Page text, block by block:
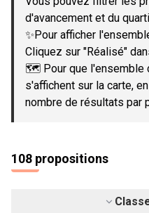
d'avancement et du
✨Pour afficher
Cliquez sur "Réalisé"
🗺️ Pour que l'ensemble
s'affichent sur la carte,
nombre de résultats par
108 propositions